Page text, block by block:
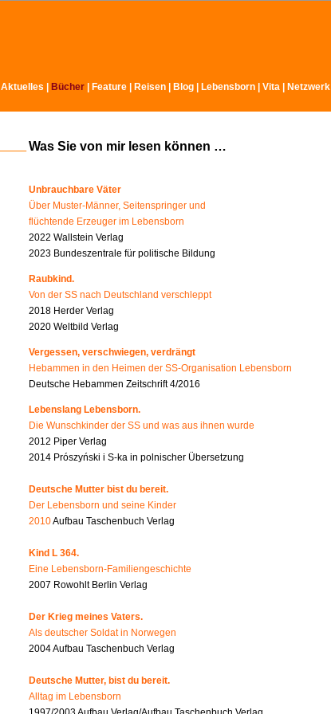
Aktuelles Bücher Feature Reisen Blog Lebensborn Vita Netzwerk
Was Sie von mir lesen können …
Unbrauchbare Väter
Über Muster-Männer, Seitenspringer und
flüchtende Erzeuger im Lebensborn
2022 Wallstein Verlag
2023 Bundeszentrale für politische Bildung
Raubkind.
Von der SS nach Deutschland verschleppt
2018 Herder Verlag
2020 Weltbild Verlag
Vergessen, verschwiegen, verdrängt
Hebammen in den Heimen der SS-Organisation Lebensborn
Deutsche Hebammen Zeitschrift 4/2016
Lebenslang Lebensborn.
Die Wunschkinder der SS und was aus ihnen wurde
2012 Piper Verlag
2014 Prószyński i S-ka in polnischer Übersetzung
Deutsche Mutter bist du bereit.
Der Lebensborn und seine Kinder
2010Aufbau Taschenbuch Verlag
Kind L 364.
Eine Lebensborn-Familiengeschichte
2007 Rowohlt Berlin Verlag
Der Krieg meines Vaters.
Als deutscher Soldat in Norwegen
2004 Aufbau Taschenbuch Verlag
Deutsche Mutter, bist du bereit.
Alltag im Lebensborn